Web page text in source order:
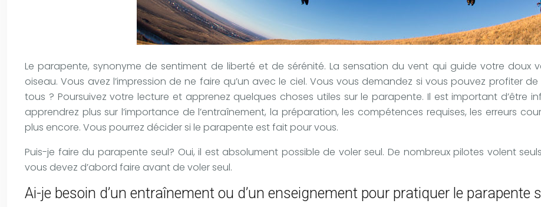
Le parapente, synonyme de sentiment de liberté et de sérénité. La sensation du vent qui guide votre doux
oiseau. Vous avez l’impression de ne faire qu’un avec le ciel. Vous vous demandez si vous pouvez profiter
tous ? Poursuivez votre lecture et apprenez quelques choses utiles sur le parapente. Il est important d’être
apprendrez plus sur l’importance de l’entraînement, la préparation, les compétences requises, les erreurs
plus encore. Vous pourrez décider si le parapente est fait pour vous.
Puis-je faire du parapente seul? Oui, il est absolument possible de voler seul. De nombreux pilotes volent
vous devez d’abord faire avant de voler seul.
Ai-je besoin d’un entraînement ou d’un enseignement pour pratiquer le parapente